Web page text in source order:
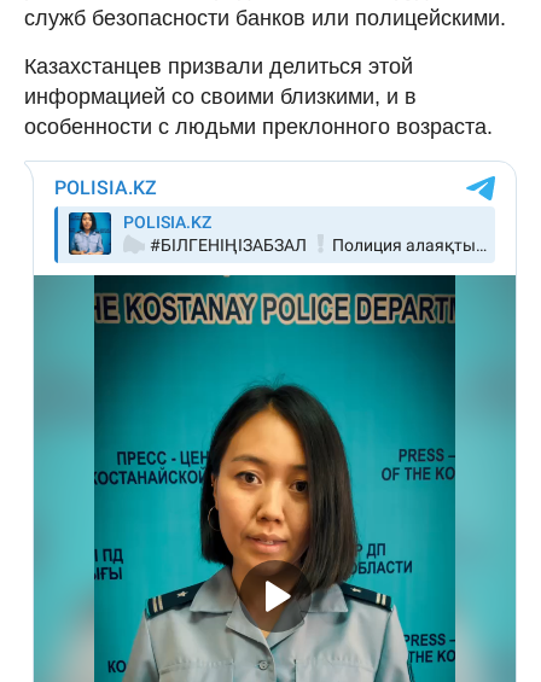
служб безопасности банков или полицейскими.
Казахстанцев призвали делиться этой
информацией со своими близкими, и в
особенности с людьми преклонного возраста.